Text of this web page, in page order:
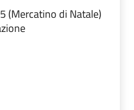
(Mercatino di Natale)